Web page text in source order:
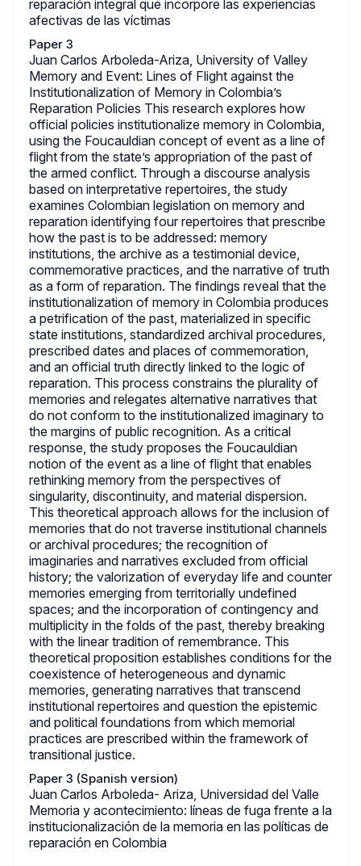
reparación integral que incorpore las experiencias
afectivas de las víctimas
Paper 3
Juan Carlos Arboleda-Ariza, University of Valley
Memory and Event: Lines of Flight against the
Institutionalization of Memory in Colombia’s
Reparation Policies This research explores how
official policies institutionalize memory in Colombia,
using the Foucauldian concept of event as a line of
flight from the state’s appropriation of the past of
the armed conflict. Through a discourse analysis
based on interpretative repertoires, the study
examines Colombian legislation on memory and
reparation identifying four repertoires that prescribe
how the past is to be addressed: memory
institutions, the archive as a testimonial device,
commemorative practices, and the narrative of truth
as a form of reparation. The findings reveal that the
institutionalization of memory in Colombia produces
a petrification of the past, materialized in specific
state institutions, standardized archival procedures,
prescribed dates and places of commemoration,
and an official truth directly linked to the logic of
reparation. This process constrains the plurality of
memories and relegates alternative narratives that
do not conform to the institutionalized imaginary to
the margins of public recognition. As a critical
response, the study proposes the Foucauldian
notion of the event as a line of flight that enables
rethinking memory from the perspectives of
singularity, discontinuity, and material dispersion.
This theoretical approach allows for the inclusion of
memories that do not traverse institutional channels
or archival procedures; the recognition of
imaginaries and narratives excluded from official
history; the valorization of everyday life and counter
memories emerging from territorially undefined
spaces; and the incorporation of contingency and
multiplicity in the folds of the past, thereby breaking
with the linear tradition of remembrance. This
theoretical proposition establishes conditions for the
coexistence of heterogeneous and dynamic
memories, generating narratives that transcend
institutional repertoires and question the epistemic
and political foundations from which memorial
practices are prescribed within the framework of
transitional justice.
Paper 3 (Spanish version)
Juan Carlos Arboleda- Ariza, Universidad del Valle
Memoria y acontecimiento: líneas de fuga frente a la
institucionalización de la memoria en las políticas de
reparación en Colombia